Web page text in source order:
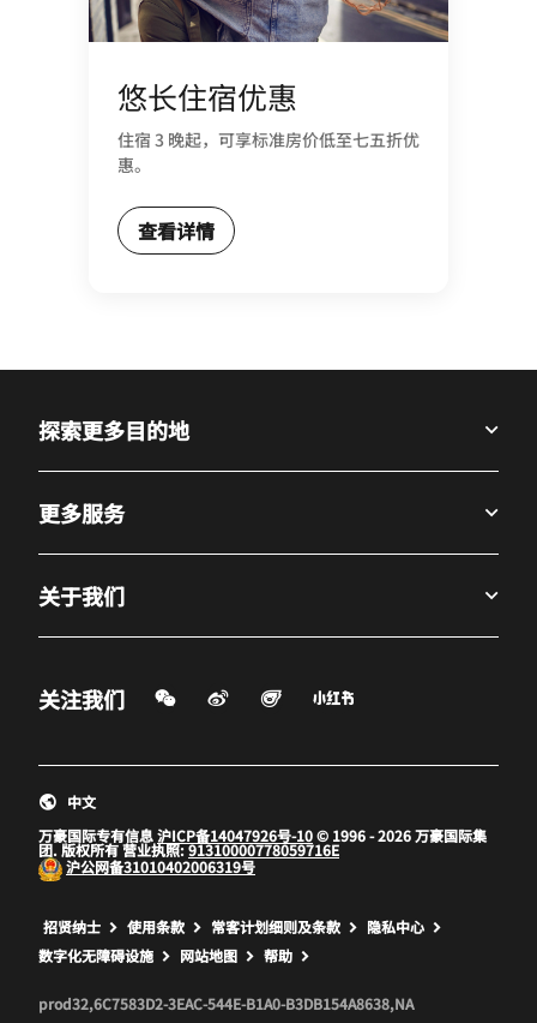
悠长住宿优惠
住宿 3 晚起，可享标准房价低至七五折优
惠。
查看详情
探索更多目的地
更多服务
关于我们
关注我们 微信扫一扫
微博
打开新窗口
飞猪
打开新窗口打开新窗口
万豪国际专有信息沪ICP备14047926号-10© 1996 - 2026 万豪国际集
团. 版权所有 营业执照:91310000778059716E
沪公网备31010402006319号
中文
招贤纳士 打开新窗口
使用条款 打开新窗口
常客计划细则及条款 打开新窗口
隐私中心
数字化无障碍设施
网站地图 帮助
prod32,6C7583D2-3EAC-544E-B1A0-B3DB154A8638,NA